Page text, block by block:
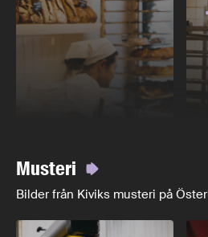
Musteri
Bilder från Kiviks musteri på